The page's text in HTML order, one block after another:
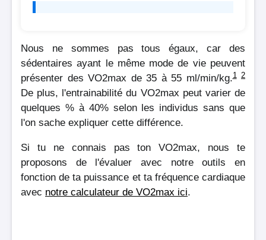
Nous ne sommes pas tous égaux, car des
sédentaires ayant le même mode de vie peuvent
présenter des VO2max de 35 à 55 ml/min/kg.1 2
De plus, l'entrainabilité du VO2max peut varier de
quelques % à 40% selon les individus sans que
l'on sache expliquer cette différence.
Si tu ne connais pas ton VO2max, nous te
proposons de l'évaluer avec notre outils en
fonction de ta puissance et ta fréquence cardiaque
avec notre calculateur de VO2max ici.